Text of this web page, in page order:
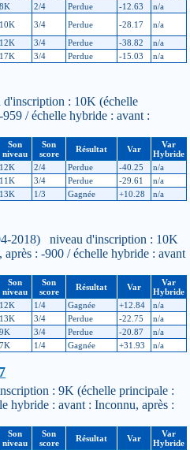
8K 2/4 Perdue -12.63
n/a
10K 3/4 Perdue -28.17
n/a
12K 3/4 Perdue -38.82
n/a
17K 3/4 Perdue -15.03 n/a
: 10K (échelle
/ échelle hybride : avant :
Son
niveau
Son
score
Résultat Var
Var
Hybride
12K 2/4 Perdue -40.25
n/a
11K 3/4 Perdue -29.61
n/a
13K 1/3 Gagnée +10.28 n/a
2018) niveau d'inscription : 10K
: -900 / échelle hybride : avant
Son
niveau
Son
score
Résultat Var
Var
Hybride
12K 1/4 Gagnée +12.84
n/a
13K 3/4 Perdue -22.75
n/a
9K 3/4 Perdue -20.87
n/a
7K 1/4 Gagnée +31.93 n/a
: 9K (échelle principale :
hybride : avant : Inconnu, après :
Son
niveau
Son
score
Résultat Var
Var
Hybride